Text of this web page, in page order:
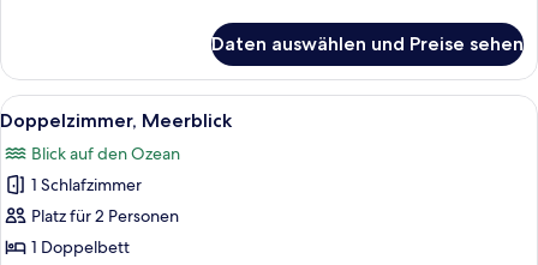
Doppelzimmer
Daten auswählen und Preise sehen
Alle
Fotos
für
Doppelzimmer,
Meerblick
anzeigen
Bügeleisen/Bügelbrett, kostenloses
1
Doppelzimmer, Meerblick
Blick auf den Ozean
1 Schlafzimmer
Platz für 2 Personen
1 Doppelbett